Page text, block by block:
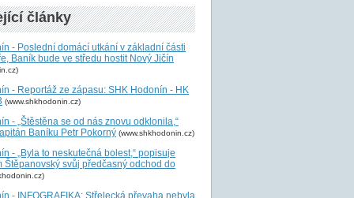
články
- Poslední domácí utkání v základní části
Baník bude ve středu hostit Nový Jičín
- Reportáž ze zápasu: SHK Hodonín - HK
(www.shkhodonin.cz)
- „Štěstěna se od nás znovu odklonila,“
Baníku Petr Pokorný (www.shkhodonin.cz)
- „Byla to neskutečná bolest,“ popisuje
Štěpanovský svůj předčasný odchod do
- INFOGRAFIKA: Střelecká převaha nebyla